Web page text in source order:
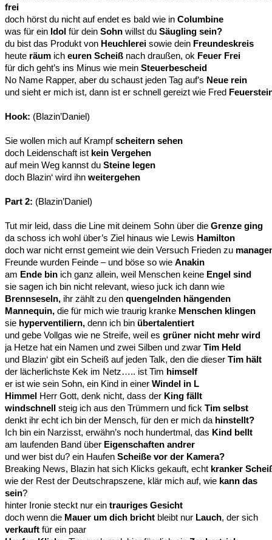
frei
doch hörst du nicht auf endet es bald wie in Columbine
was für ein Idol für dein Sohn willst du Säugling sein?
du bist das Produkt von Heuchlerei sowie dein Freundeskreis
heute räum ich euren Scheiß nach draußen, ok Feuer Frei
für dich geht’s ins Minus wie mein Steuerbescheid
No Name Rapper, aber du schaust jeden Tag auf’s Neue rein
und sieht er mich ist, dann ist er schnell gereizt wie Fred
Hook: (Blazin’Daniel)
Sie wollen mich auf Krampfscheitern sehen
doch Leidenschaft ist kein Vergehen
auf mein Weg kannst du Steine legen
doch Blazin‘ wird ihn weitergehen
Part 2: (Blazin’Daniel)
Tut mir leid, dass die Line mit deinem Sohn über die Grenze ging
da schoss ich wohl über’s Ziel hinaus wie Lewis Hamilton
doch war nicht ernst gemeint wie dein Versuch Frieden zu
Freunde wurden Feinde – und böse so wie Anakin
am Ende bin ich ganz allein, weil Menschen keine Engel sind
sie sagen ich bin nicht relevant, wieso juck ich dann wie
Brennseseln, ihr zählt zu den quengelnden hängenden
Mannequin, die für mich wie traurig kranke Menschen klingen
sie hyperventiliern, denn ich bin übertalentiert
und gebe Vollgas wie ne Streife, weil es grüner nicht mehr wird
ja Hetze hat ein Namen und zwei Silben und zwar Tim Held
und Blazin‘ gibt ein Scheiß auf jeden Talk, den die dieser Tim hält
der lächerlichste Kek im Netz….. ist Tim himself
er ist wie sein Sohn, ein Kind in einer Windel in L
Himmel
Herr Gott, denk nicht, dass der King fällt
windschnell
steig ich aus den Trümmern und fick Tim selbst
denkt ihr echt ich bin der Mensch, für den er mich da hinstellt?
Ich bin ein Narzisst, erwähn’s noch hundertmal, das Kind bellt
am laufenden Band über Eigenschaften andrer
und wer bist du? ein Haufen Scheiße vor der Kamera?
Breaking News, Blazin hat sich Klicks gekauft, echt kranker
wie der Rest der Deutschrapszene, klär mich auf, wie kann das
sein?
hinter Ironie steckt nur ein trauriges Gesicht
doch wenn die Mauer um dich bricht bleibt nur Lauch, der sich
verkauft für ein paar